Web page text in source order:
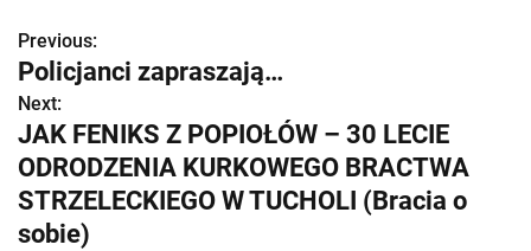
Z
o
b
a
c
Previous:
Policjanci zapraszają…
Next:
JAK FENIKS Z POPIOŁÓW – 30 LECIE
ODRODZENIA KURKOWEGO BRACTWA
STRZELECKIEGO W TUCHOLI (Bracia o
sobie)